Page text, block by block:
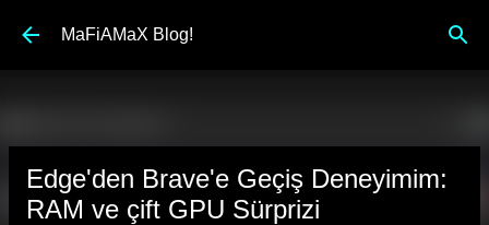
Ana içeriğe atla
MaFiAMaX Blog!
Edge'den Brave'e Geçiş Deneyimim:
RAM ve çift GPU Sürprizi